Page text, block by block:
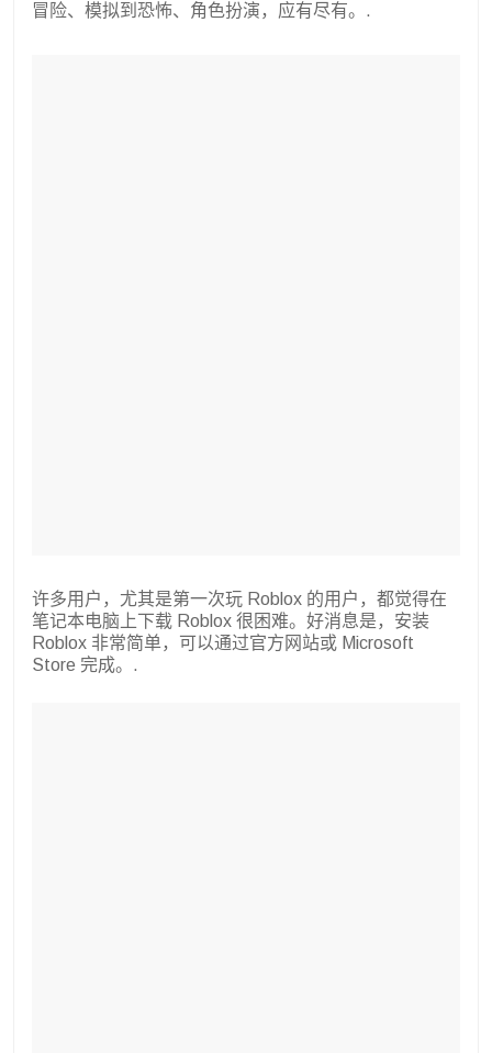
冒险、模拟到恐怖、角色扮演，应有尽有。.
许多用户，尤其是第一次玩 Roblox 的用户，都觉得在
笔记本电脑上下载 Roblox 很困难。好消息是，安装
Roblox 非常简单，可以通过官方网站或 Microsoft
Store 完成。.